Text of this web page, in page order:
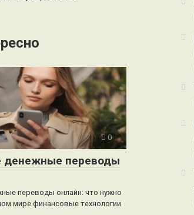
0
денежные переводы
переводы онлайн: что нужно
мире финансовые технологии